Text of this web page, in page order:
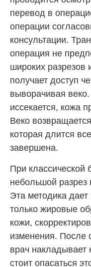
перевод в
операции
консультации.
операция не
широких разрезов
получает доступ
выворачивая
иссекается, кожа
Веко
которая длится
завершена.
При классической
небольшой разрез
Эта методика
только жировые
кожи,
изменения. После
врач
стоит опасаться